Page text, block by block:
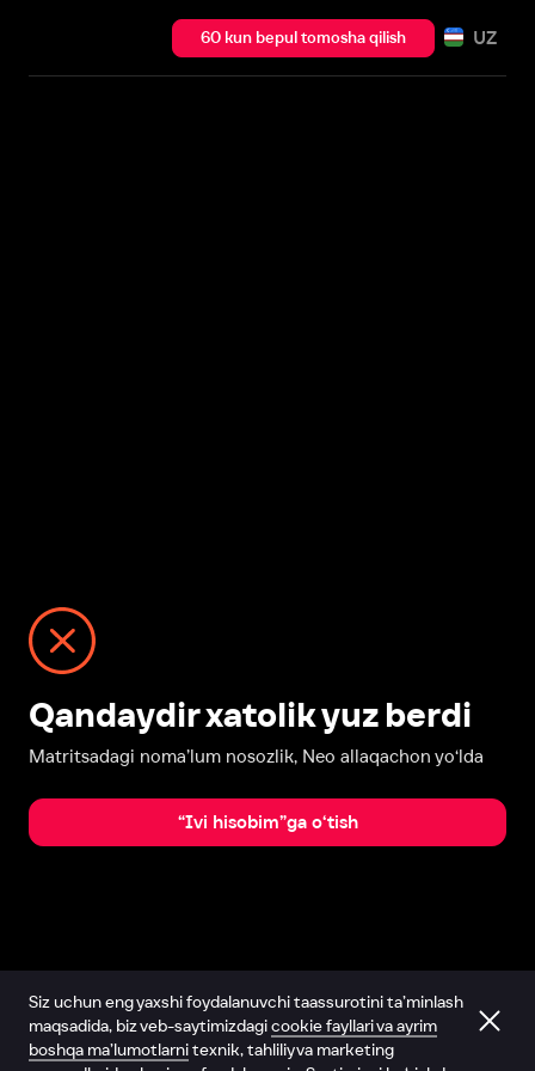
60 kun bepul tomosha qilish UZ
Qandaydir xatolik yuz berdi
Matritsadagi noma’lum nosozlik, Neo allaqachon yo‘lda
“Ivi hisobim”ga o‘tish
Siz uchun eng yaxshi foydalanuvchi taassurotini ta’minlash
maqsadida, biz veb-saytimizdagicookie fayllari va ayrim
boshqa ma’lumotlarnitexnik, tahliliy va marketing